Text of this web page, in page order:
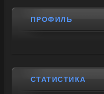
ПРОФИЛЬ
СТАТИСТИКА